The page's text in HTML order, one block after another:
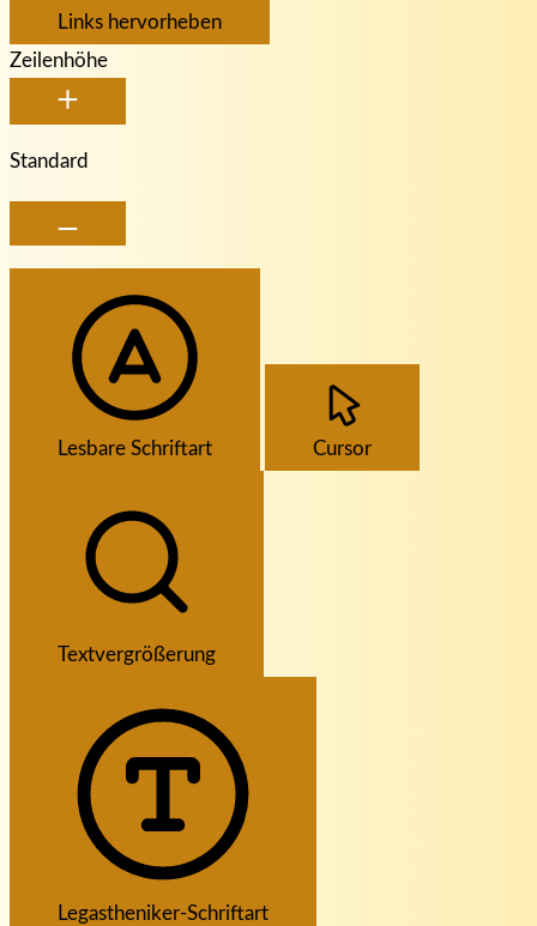
Links hervorheben
Zeilenhöhe
Standard
Lesbare Schriftart Cursor
Textvergrößerung
Legastheniker-Schriftart